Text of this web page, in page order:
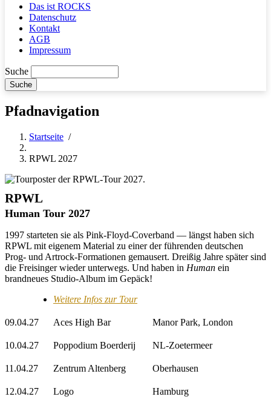
Das ist ROCKS
Datenschutz
Kontakt
AGB
Impressum
Suche
Pfadnavigation
Startseite /
RPWL 2027
RPWL
Human Tour 2027
1997 starteten sie als Pink-Floyd-Coverband — längst haben sich
RPWL mit eigenem Material zu einer der führenden deutschen
Prog- und Artrock-Formationen gemausert. Dreißig Jahre später sind
die Freisinger wieder unterwegs. Und haben in Human ein
brandneues Studio-Album im Gepäck!
Weitere Infos zur Tour
09.04.27 Aces High Bar Manor Park, London
10.04.27 Poppodium Boerderij NL-Zoetermeer
11.04.27 Zentrum Altenberg Oberhausen
12.04.27 Logo Hamburg